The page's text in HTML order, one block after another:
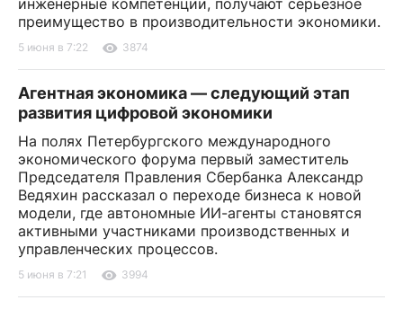
преимущество в производительности экономики.
5 июня в 7:22 3874
Агентная экономика — следующий этап
развития цифровой экономики
На полях Петербургского международного
экономического форума первый заместитель
Председателя Правления Сбербанка Александр
Ведяхин рассказал о переходе бизнеса к новой
модели, где автономные ИИ-агенты становятся
активными участниками производственных и
управленческих процессов.
5 июня в 7:21 3994